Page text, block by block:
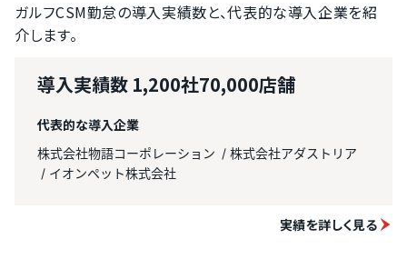
ガルフCSM勤怠の導入実績数と、代表的な導入企業を紹
介します。
導入実績数 1,200社70,000店舗
代表的な導入企業
株式会社物語コーポレーション
株式会社アダストリア
イオンペット株式会社
実績を詳しく見る